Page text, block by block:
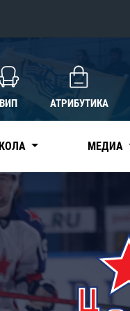
ВИП АТРИБУТИКА
МЕДИА